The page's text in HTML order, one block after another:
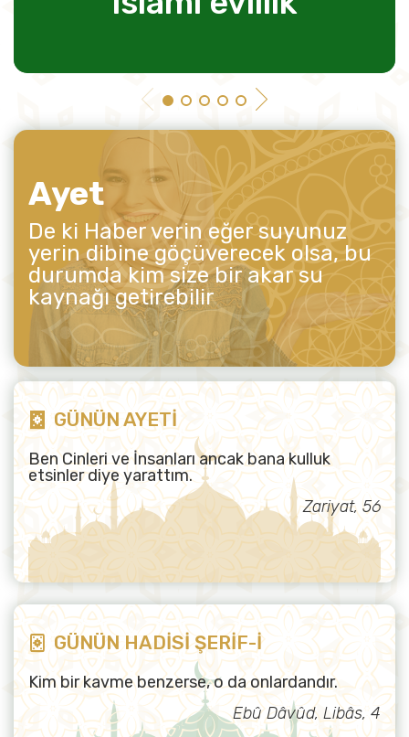
Ayet
De ki Haber verin eğer suyunuz
yerin dibine göçüverecek olsa, bu
durumda kim size bir akar su
kaynağı getirebilir
GÜNÜN AYETİ
Ben Cinleri ve İnsanları ancak bana kulluk
etsinler diye yarattım.
Zariyat, 56
GÜNÜN HADİSİ ŞERİF-İ
Kim bir kavme benzerse, o da onlardandır.
Ebû Dâvûd, Libâs, 4